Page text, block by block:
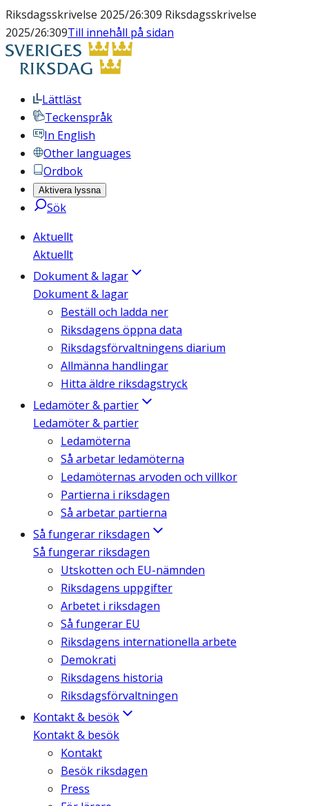
Riksdagsskrivelse 2025/26:309 Riksdagsskrivelse
2025/26:309Till innehåll på sidan
Lättläst
Teckenspråk
In English
Other languages
Ordbok
Aktivera lyssna
Sök
Aktuellt
Aktuellt
Dokument & lagar
Dokument & lagar
Beställ och ladda ner
Riksdagens öppna data
Riksdagsförvaltningens diarium
Allmänna handlingar
Hitta äldre riksdagstryck
Ledamöter & partier
Ledamöter & partier
Ledamöterna
Så arbetar ledamöterna
Ledamöternas arvoden och villkor
Partierna i riksdagen
Så arbetar partierna
Så fungerar riksdagen
Så fungerar riksdagen
Utskotten och EU-nämnden
Riksdagens uppgifter
Arbetet i riksdagen
Så fungerar EU
Riksdagens internationella arbete
Demokrati
Riksdagens historia
Riksdagsförvaltningen
Kontakt & besök
Kontakt & besök
Kontakt
Besök riksdagen
Press